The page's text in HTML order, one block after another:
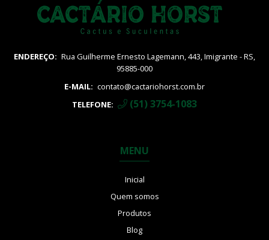
ENDEREÇO: Rua Guilherme Ernesto Lagemann, 443, Imigrante - RS,
95885-000
E-MAIL: contato@cactariohorst.com.br
TELEFONE:
(51) 3754-1083
MENU
Inicial
Quem somos
Produtos
Blog